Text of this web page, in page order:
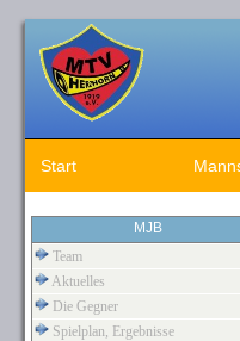
Start
MJB
Team
Aktuelles
Die Gegner
Spielplan, Ergebnisse